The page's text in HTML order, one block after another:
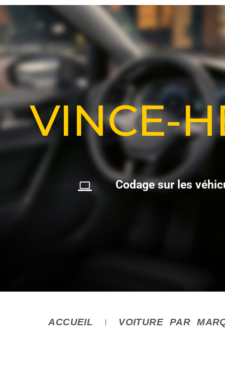
VINCE-
Codage sur les véhic
ACCUEIL VOITURE PAR